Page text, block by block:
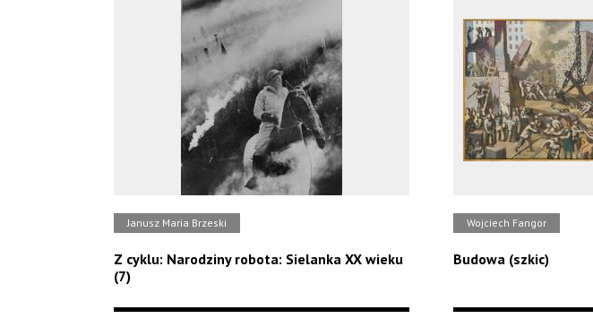
Janusz Maria Brzeski
Z cyklu: Narodziny robota: Sielanka XX wieku
(7)
Wojciech Fangor
Budowa (szkic)